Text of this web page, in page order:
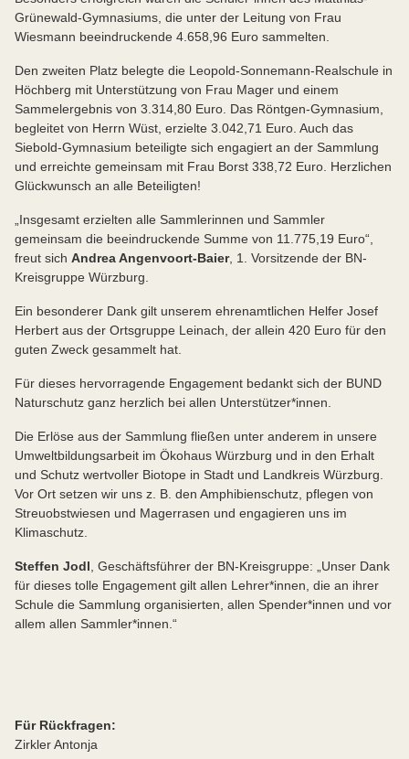
Grünewald-Gymnasiums, die unter der Leitung von Frau
Wiesmann beeindruckende 4.658,96 Euro sammelten.
Den zweiten Platz belegte die Leopold-Sonnemann-Realschule in
Höchberg mit Unterstützung von Frau Mager und einem
Sammelergebnis von 3.314,80 Euro. Das Röntgen-Gymnasium,
begleitet von Herrn Wüst, erzielte 3.042,71 Euro. Auch das
Siebold-Gymnasium beteiligte sich engagiert an der Sammlung
und erreichte gemeinsam mit Frau Borst 338,72 Euro. Herzlichen
Glückwunsch an alle Beteiligten!
„Insgesamt erzielten alle Sammlerinnen und Sammler
gemeinsam die beeindruckende Summe von 11.775,19 Euro“,
freut sich Andrea Angenvoort-Baier, 1. Vorsitzende der BN-
Kreisgruppe Würzburg.
Ein besonderer Dank gilt unserem ehrenamtlichen Helfer Josef
Herbert aus der Ortsgruppe Leinach, der allein 420 Euro für den
guten Zweck gesammelt hat.
Für dieses hervorragende Engagement bedankt sich der BUND
Naturschutz ganz herzlich bei allen Unterstützer*innen.
Die Erlöse aus der Sammlung fließen unter anderem in unsere
Umweltbildungsarbeit im Ökohaus Würzburg und in den Erhalt
und Schutz wertvoller Biotope in Stadt und Landkreis Würzburg.
Vor Ort setzen wir uns z. B. den Amphibienschutz, pflegen von
Streuobstwiesen und Magerrasen und engagieren uns im
Klimaschutz.
Steffen Jodl , Geschäftsführer der BN-Kreisgruppe: „Unser Dank
für dieses tolle Engagement gilt allen Lehrer*innen, die an ihrer
Schule die Sammlung organisierten, allen Spender*innen und vor
allem allen Sammler*innen.“
Für Rückfragen:
Zirkler Antonja